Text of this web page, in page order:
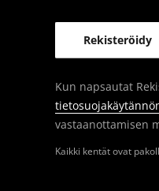
Kaikki kentät ovat
Kun napsautat
vastaanottamisen